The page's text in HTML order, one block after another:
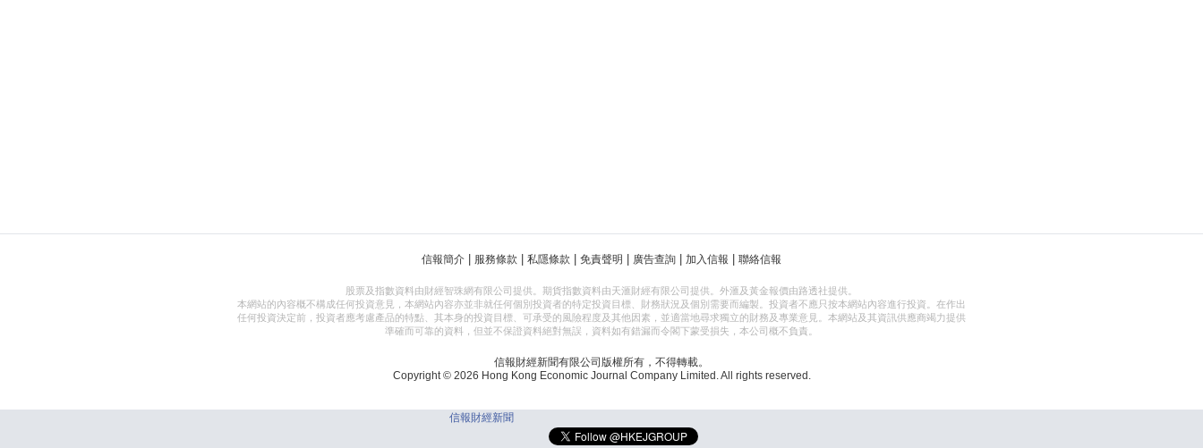
信報簡介 服務條款 私隱條款 免責聲明 廣告查詢 加入信報 聯絡信報
股票及指數資料由財經智珠網有限公司提供。期貨指數資料由天滙財經有限公司提供。外滙及黃金報價由路透社提供。
本網站的內容概不構成任何投資意見，本網站內容亦並非就任何個別投資者的特定投資目標、財務狀況及個別需要而編製。投資者不應只按本網站內容進行投資。在作出
任何投資決定前，投資者應考慮產品的特點、其本身的投資目標、可承受的風險程度及其他因素，並適當地尋求獨立的財務及專業意見。本網站及其資訊供應商竭力提供
準確而可靠的資料，但並不保證資料絕對無誤，資料如有錯漏而令閣下蒙受損失，本公司概不負責。
信報財經新聞有限公司版權所有，不得轉載。
Copyright © 2026 Hong Kong Economic Journal Company Limited. All rights reserved.
信報財經新聞